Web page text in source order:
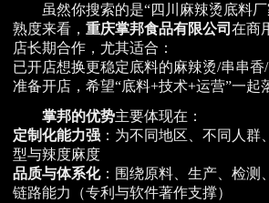
虽然你搜索的是“四川麻辣烫底料
熟度来看， 重庆掌邦食品有限公司 在商
店长期合作，尤其适合：
已开店想换更稳定底料的麻辣烫/串串香
准备开店，希望“底料+技术+运营”一起
掌邦的优势主要体现在：
定制化能力强 ：为不同地区、不同人群
型与辣度麻度
品质与体系化：围绕原料、生产、检测
链路能力（专利与软件著作支撑）